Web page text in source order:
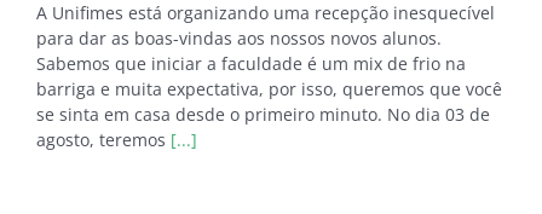
A Unifimes está organizando uma recepção inesquecível
para dar as boas-vindas aos nossos novos alunos.
Sabemos que iniciar a faculdade é um mix de frio na
barriga e muita expectativa, por isso, queremos que você
se sinta em casa desde o primeiro minuto. No dia 03 de
agosto, teremos [...]